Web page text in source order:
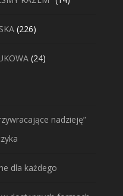
226226
2424
nadzieję”
dla każdego